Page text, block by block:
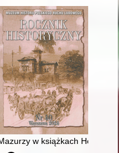
obrazu Europy
w książkach Henryka